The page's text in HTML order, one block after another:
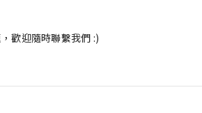
歡迎隨時聯繫我們 :)